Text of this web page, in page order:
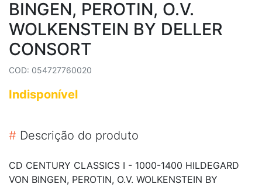
BINGEN, PEROTIN, O.V.
WOLKENSTEIN BY DELLER
CONSORT
COD: 054727760020
Indisponível
# Descrição do produto
CD CENTURY CLASSICS I - 1000-1400 HILDEGARD
VON BINGEN, PEROTIN, O.V. WOLKENSTEIN BY